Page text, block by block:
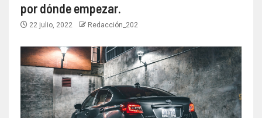
por dónde empezar.
22 julio, 2022 Redacción_202